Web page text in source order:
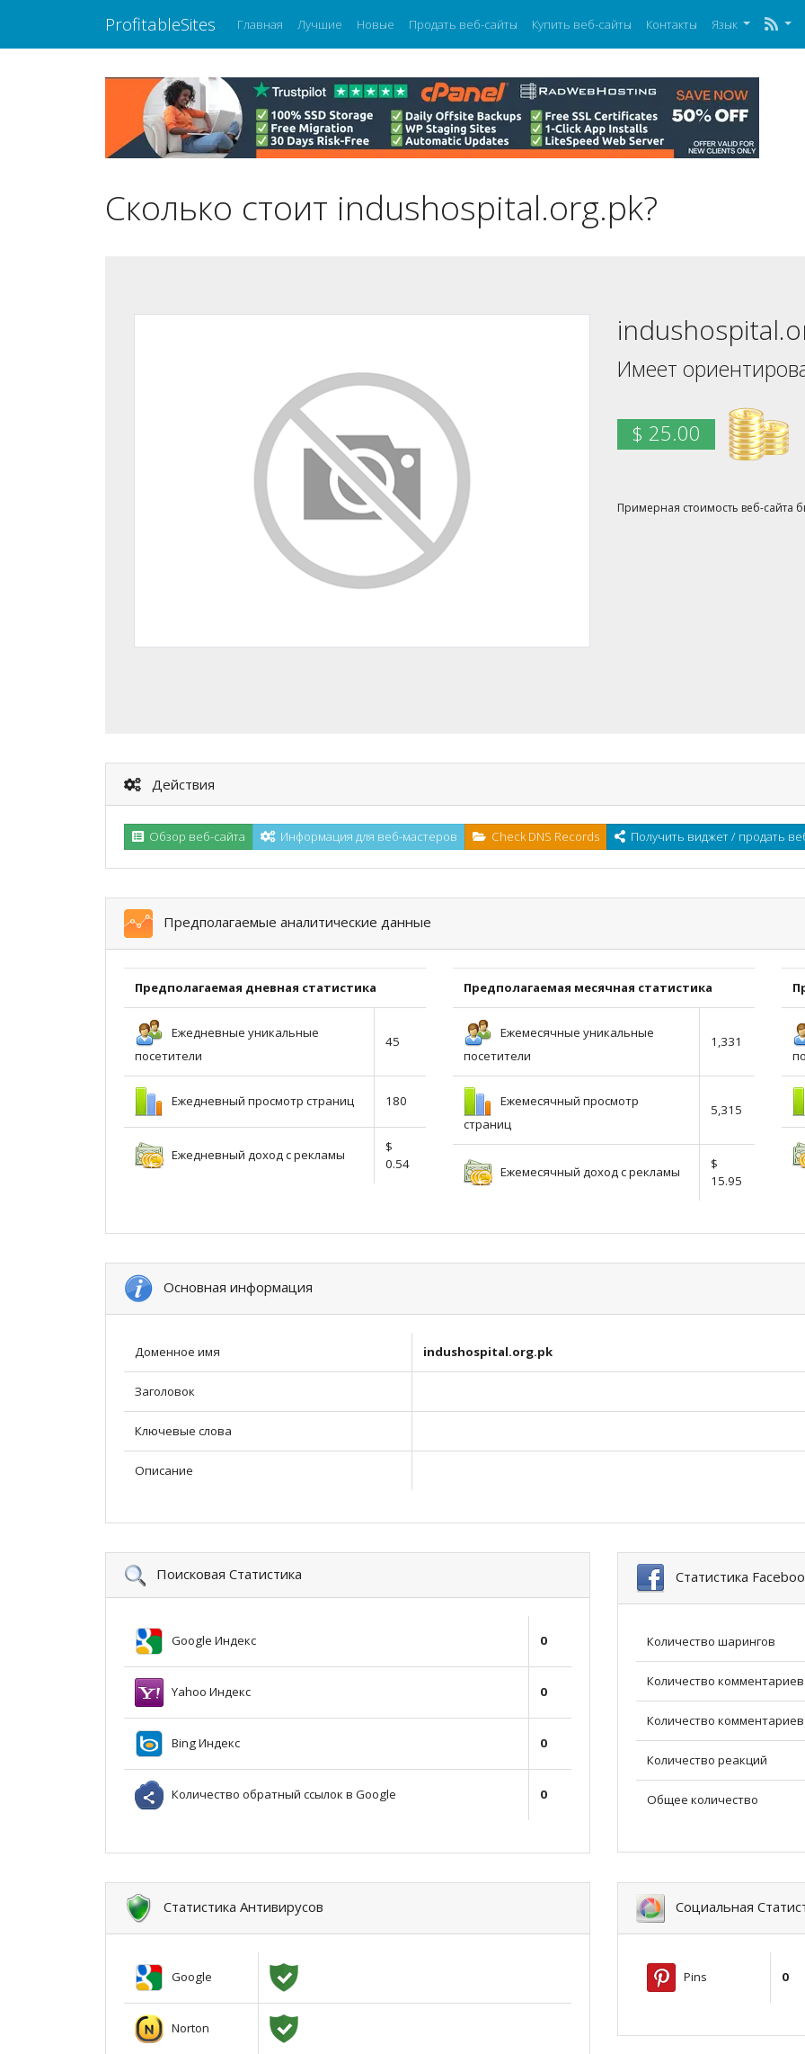
ProfitableSites Главная Лучшие Новые Продать веб-сайты Купить веб-сайты Контакты Язык
Сколько стоит indushospital.org.pk?
Имеет
$ 25.00
Примерная стоимость веб-сайта
Действия
Обзор веб-сайта Информация для веб-мастеров Check DNS Records Получить виджет / продать
Предполагаемые аналитические данные
Предполагаемая дневная статистика
Ежедневные уникальные
посетители
45
Ежедневный просмотр страниц 180
Ежедневный доход с рекламы
$
0.54
Предполагаемая месячная статистика
Ежемесячные уникальные
посетители
1,331
Ежемесячный просмотр
страниц
5,315
Ежемесячный доход с рекламы
$
15.95
Основная информация
Доменное имя indushospital.org.pk
Заголовок
Ключевые слова
Описание
Поисковая Статистика
Google Индекс 0
Yahoo Индекс 0
Bing Индекс 0
Количество обратный ссылок в Google 0
Статистика
Количество шарингов
Количество комментариев
Количество
Количество реакций
Общее количество
Статистика Антивирусов
Google
Norton
Социальная
Pins 0